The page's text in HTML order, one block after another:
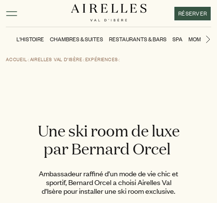
Activer le mode contraste élevé
RÉSERVER
L'HISTOIRE CHAMBRES & SUITES RESTAURANTS & BARS SPA MOMENTS
ACCUEIL AIRELLES VAL D'ISÈRE EXPÉRIENCES
Une ski room de luxe
par Bernard Orcel
Ambassadeur raffiné d’un mode de vie chic et
sportif, Bernard Orcel a choisi Airelles Val
d’Isère pour installer une ski room exclusive.